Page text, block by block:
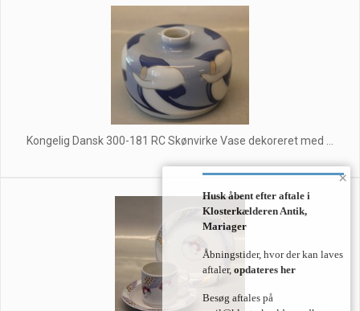
Kongelig Dansk 300-181 RC Skønvirke Vase dekoreret med ...
×
Husk åbent efter aftale i
Klosterkælderen Antik,
Mariager
Åbningstider, hvor der kan laves
aftaler, opdateres her
Besøg aftales på